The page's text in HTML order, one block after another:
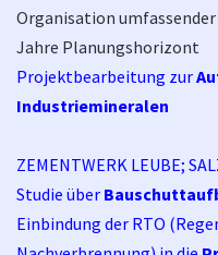
Organisation
Jahre Planungshorizont
Projektbearbeitung zur
Industriemineralen
ZEMENTWERK LEUBE;
Studie über
Einbindung der RTO